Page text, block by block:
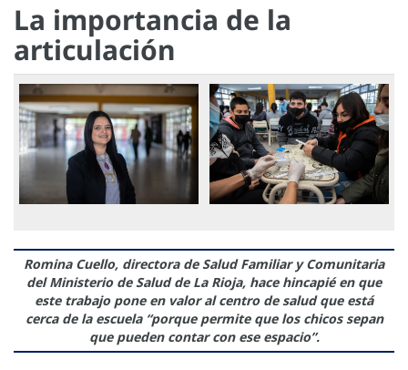
La importancia de la
articulación
Romina Cuello, directora de Salud Familiar y Comunitaria
del Ministerio de Salud de La Rioja, hace hincapié en que
este trabajo pone en valor al centro de salud que está
cerca de la escuela “porque permite que los chicos sepan
que pueden contar con ese espacio”.